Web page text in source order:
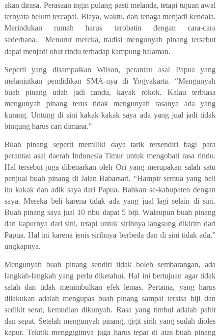
akandirasa. Perasaan ingin pulang pasti melanda, tetapi tujuan awal
ternyata belum tercapai. Biaya, waktu, dan tenaga menjadi kendala.
Merindukan rumah harus terobatin dengan cara-cara
sederhana.
Menurut mereka, tradisi mengunyah pinang tersebut
dapat menjadi obat rindu terhadap kampung halaman.
Seperti yang disampaikan Wilson, perantau asal Papua yang
melanjutkan pendidikan SMA-nya di Yogyakarta.
“Mengunyah
buah pinang udah jadi candu, kayak rokok. Kalauterbiasa
mengunyah pinang terus tidak mengunyah rasanya ada yang
kurang. Untung di sini kakak-kakak saya ada yang jual jadi tidak
bingung harus cari dimana.”
Buah pinang seperti memiliki daya tarik tersendiribagi para
perantau asal daerah Indonesia Timur untuk mengobati rasa rindu.
Hal tersebut juga dibenarkan oleh Ori yang merupakan salah satu
penjual buah pinang di JalanBabarsari. “Hampir semua yang beli
itu kakak dan adik saya dari Papua. Bahkanse-kabupaten dengan
saya.Mereka beli karena tidak ada yang jual lagi selain di sini.
Buah pinang saya jual 10 ribu dapat 5 biji. Walaupun buah pinang
dan kapurnya dari sini, tetapi untuk sirihnya langsung dikirim dari
Papua. Hal ini karena jenis sirihnya berbeda dan di sini tidak ada,”
ungkapnya.
Mengunyah buah pinang sendiri tidak boleh sembarangan, ada
langkah-langkah yang perlu diketahui. Hal ini bertujuan agar tidak
salah dan tidak menimbulkan efek lemas. Pertama, yang harus
dilakukan adalah mengupas buah pinangsampai tersisa biji dan
sedikit serat,kemudian dikunyah. Rasa yang timbul adalah pahit
dan sepat. Setelah mengunyah pinang, gigit sirih yang sudah dioles
kapur. Teknik menggigitnya juga harus tepat di atas buah pinang